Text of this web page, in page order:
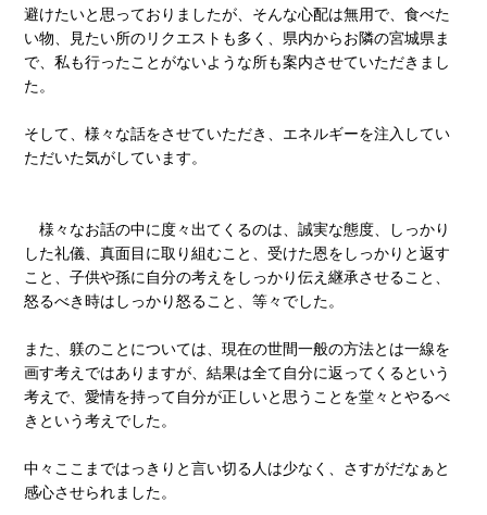
避けたいと思っておりましたが、そんな心配は無用で、食べた
い物、見たい所のリクエストも多く、県内からお隣の宮城県ま
で、私も行ったことがないような所も案内させていただきまし
た。
そして、様々な話をさせていただき、エネルギーを注入してい
ただいた気がしています。
様々なお話の中に度々出てくるのは、誠実な態度、しっかり
した礼儀、真面目に取り組むこと、受けた恩をしっかりと返す
こと、子供や孫に自分の考えをしっかり伝え継承させること、
怒るべき時はしっかり怒ること、等々でした。
また、躾のことについては、現在の世間一般の方法とは一線を
画す考えではありますが、結果は全て自分に返ってくるという
考えで、愛情を持って自分が正しいと思うことを堂々とやるべ
きという考えでした。
中々ここまではっきりと言い切る人は少なく、さすがだなぁと
感心させられました。